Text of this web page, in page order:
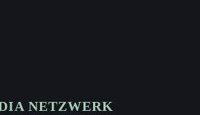
NETZWERK